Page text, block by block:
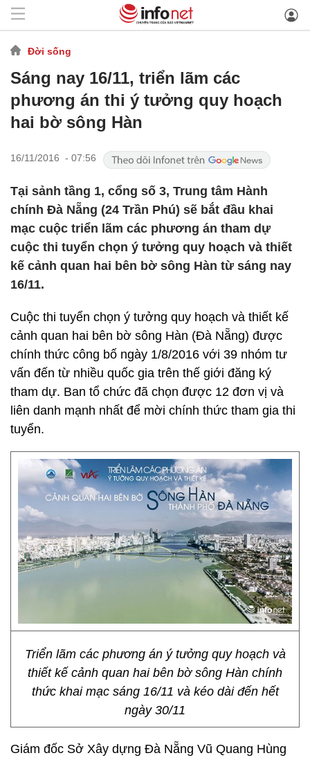
Đời sống
Sáng nay 16/11, triển lãm các
phương án thi ý tưởng quy hoạch
hai bờ sông Hàn
16/11/2016 - 07:56
Tại sảnh tầng 1, cổng số 3, Trung tâm Hành
chính Đà Nẵng (24 Trần Phú) sẽ bắt đầu khai
mạc cuộc triển lãm các phương án tham dự
cuộc thi tuyển chọn ý tưởng quy hoạch và thiết
kế cảnh quan hai bên bờ sông Hàn từ sáng nay
16/11.
Cuộc thi tuyển chọn ý tưởng quy hoạch và thiết kế
cảnh quan hai bên bờ sông Hàn (Đà Nẵng) được
chính thức công bố ngày 1/8/2016 với 39 nhóm tư
vấn đến từ nhiều quốc gia trên thế giới đăng ký
tham dự. Ban tổ chức đã chọn được 12 đơn vị và
liên danh mạnh nhất để mời chính thức tham gia thi
tuyển.
Triển lãm các phương án ý tưởng quy hoạch và
thiết kế cảnh quan hai bên bờ sông Hàn chính
thức khai mạc sáng 16/11 và kéo dài đến hết
ngày 30/11
Giám đốc Sở Xây dựng Đà Nẵng Vũ Quang Hùng